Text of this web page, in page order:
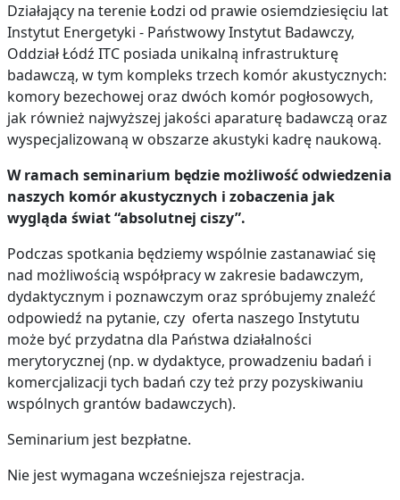
Działający na terenie Łodzi od prawie osiemdziesięciu lat
Instytut Energetyki - Państwowy Instytut Badawczy,
Oddział Łódź ITC posiada unikalną infrastrukturę
badawczą, w tym kompleks trzech komór akustycznych:
komory bezechowej oraz dwóch komór pogłosowych,
jak również najwyższej jakości aparaturę badawczą oraz
wyspecjalizowaną w obszarze akustyki kadrę naukową.
W ramach seminarium będzie możliwość odwiedzenia
naszych komór akustycznych i zobaczenia jak
wygląda świat “absolutnej ciszy”.
Podczas spotkania będziemy wspólnie zastanawiać się
nad możliwością współpracy w zakresie badawczym,
dydaktycznym i poznawczym oraz spróbujemy znaleźć
odpowiedź na pytanie, czy oferta naszego Instytutu
może być przydatna dla Państwa działalności
merytorycznej (np. w dydaktyce, prowadzeniu badań i
komercjalizacji tych badań czy też przy pozyskiwaniu
wspólnych grantów badawczych).
Seminarium jest bezpłatne.
Nie jest wymagana wcześniejsza rejestracja.